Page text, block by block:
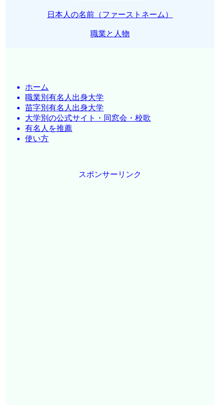
日本人の名前（ファーストネーム）
職業と人物
ホーム
職業別有名人出身大学
苗字別有名人出身大学
大学別の公式サイト・同窓会・校歌
有名人を推薦
使い方
スポンサーリンク